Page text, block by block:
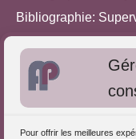
Pour offrir les meilleures
Bibliographie:
Approches de